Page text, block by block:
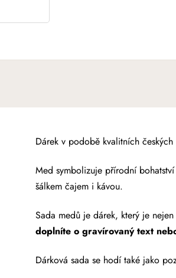
Dárek v podobě kvalitních
Med symbolizuje přírodní
šálkem čajem i kávou.
Sada medů je dárek, který je
doplníte o gravírovaný text
Dárková sada se hodí také jako